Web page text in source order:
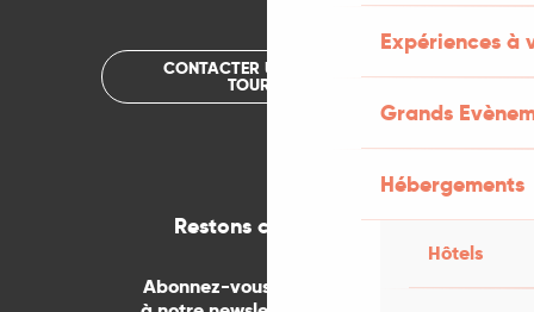
Expériences à
Grands
Hébergements
Hôtels
CONTACTER UN OFFICE DE
TOURISME
Restons connectés
Abonnez-vous gratuitement